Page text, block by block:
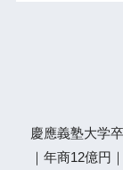
慶應義塾大学
｜年商12億円